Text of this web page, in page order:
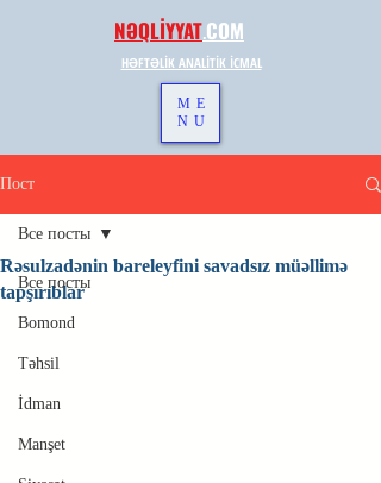
NƏQLİYYAT.COM
HƏFTƏLİK ANALİTİK İCMAL
ME
NU
Пост
Все посты
Bomond
Təhsil
İdman
Manşet
Все посты
Rəsulzadənin bareleyfini savadsız müəllimə
tapşırıblar